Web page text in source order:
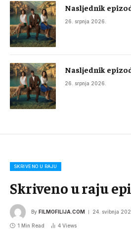
Nasljednik
26. srpnja 2026.
Nasljednik
26. srpnja 2026.
SKRIVENO U RAJU
Skriveno u raju
By FILMOFILIJA.COM 24. svibnja
1 Min Read 4 Views